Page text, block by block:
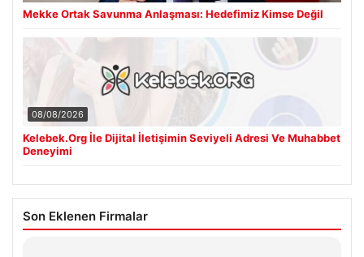
Mekke Ortak Savunma Anlaşması: Hedefimiz Kimse Değil
08/08/2026
Kelebek.Org İle Dijital İletişimin Seviyeli Adresi Ve Muhabbet
Deneyimi
Son Eklenen Firmalar